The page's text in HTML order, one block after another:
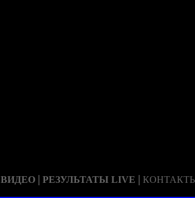
ВИДЕО | РЕЗУЛЬТАТЫ LIVE |